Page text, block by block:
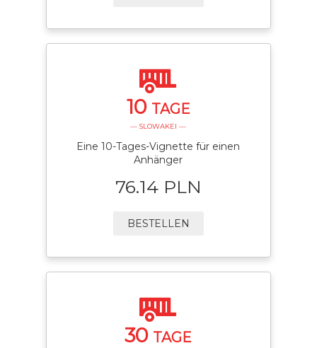
10 TAGE
— SLOWAKEI —
Eine 10-Tages-Vignette für einen
Anhänger
76.14 PLN
BESTELLEN
30 TAGE